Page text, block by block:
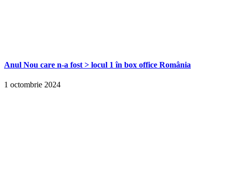
Anul Nou care n-a fost > locul 1 în box office România
1 octombrie 2024